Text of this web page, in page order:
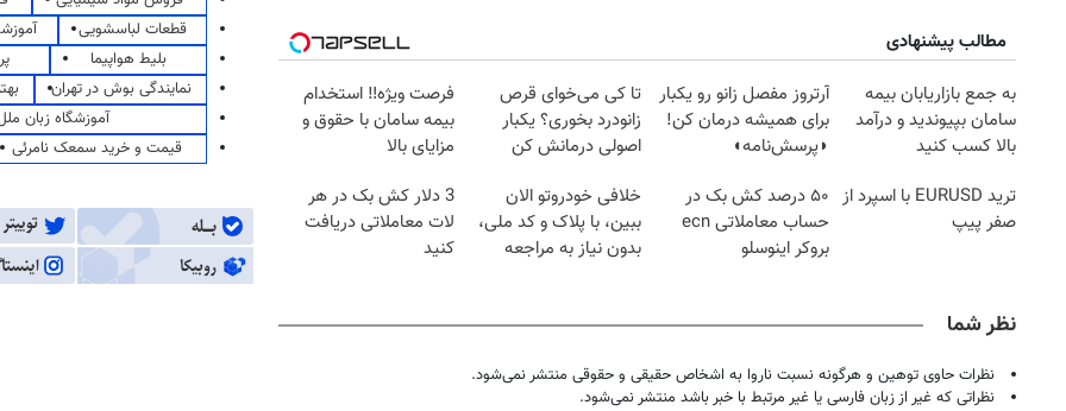
مطالب پیشنهادی
به جمع بازاریابان بیمه
سامان بپیوندید و درآمد
بالا کسب کنید
آرتروز مفصل زانو رو یکبار
برای همیشه درمان کن!
◗پرسش‌نامه◖
تا کی می‌خوای قرص
زانودرد بخوری؟ یکبار
اصولی درمانش کن
فرصت ویژه‼️ استخدام
بیمه سامان با حقوق و
مزایای بالا
ترید EURUSD با اسپرد از
صفر پیپ
۵۰ درصد کش بک در
حساب معاملاتی ecn
بروکر اینوسلو
خلافی خودروتو الان
ببین، با پلاک و کد ملی،
بدون نیاز به مراجعه
3 دلار کش بک در هر
لات معاملاتی دریافت
کنید
نظر شما
نظرات حاوی توهین و هرگونه نسبت ناروا به اشخاص حقیقی و حقوقی منتشر نمی‌شود.
نظراتی که غیر از زبان فارسی یا غیر مرتبط با خبر باشد منتشر نمی‌شود.
قطعات لباسشویی
بلیط هواپیما
نمایندگی بوش در تهران
آموزشگاه زبان
قیمت و خرید سمعک نامرئی